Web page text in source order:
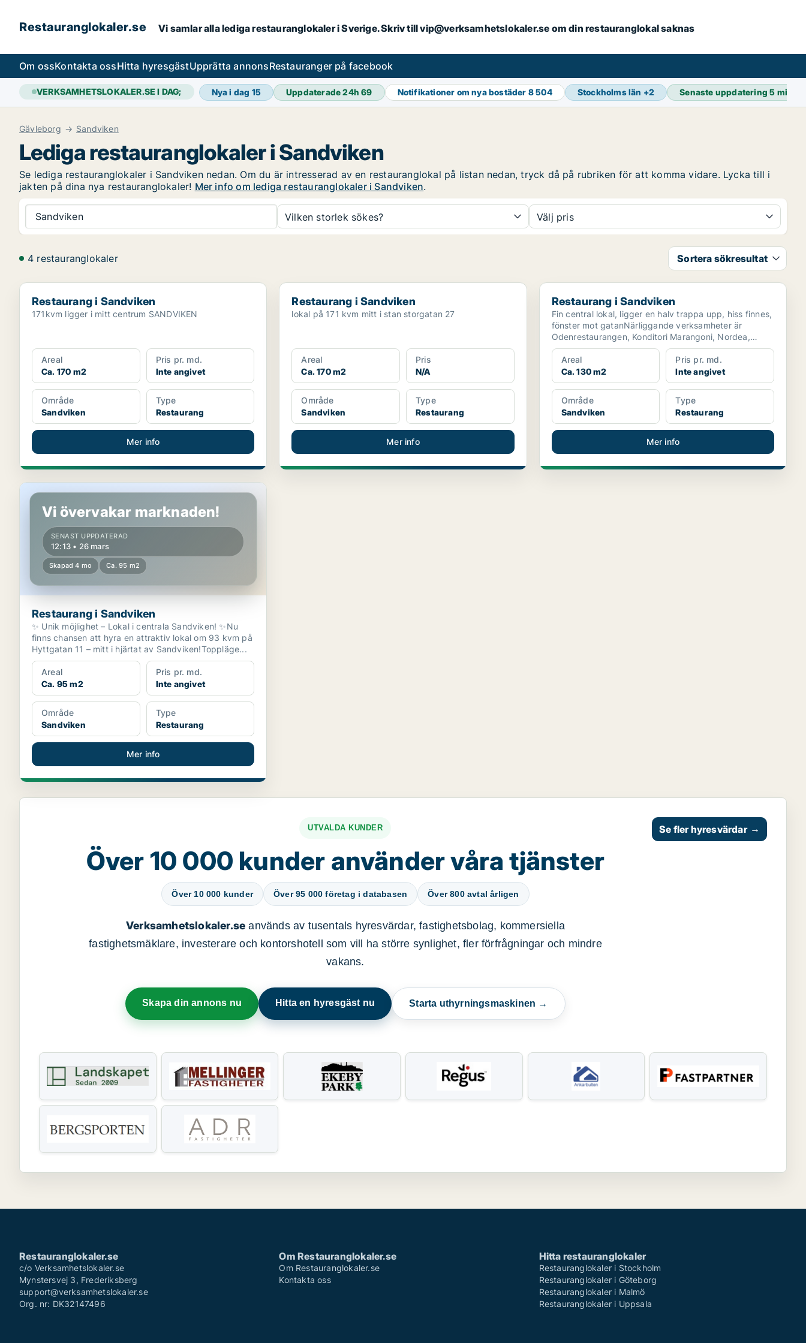
Restauranglokaler.se Vi samlar alla lediga restauranglokaler i Sverige. Skriv till vip@verksamhetslokaler.se om din restauranglokal saknas
Om ossKontakta ossHitta hyresgästUpprätta annonsRestauranger på facebook
VERKSAMHETSLOKALER.SE I DAG; Nya i dag 15 Uppdaterade 24h69 Notifikationer om nya bostäder 8 504 Stockholms län +2 Senaste uppdatering5 min
Gävleborg Sandviken
Lediga restauranglokaler i Sandviken
Se lediga restauranglokaler i Sandviken nedan. Om du är intresserad av en restauranglokal på listan nedan, tryck då på rubriken för att komma vidare. Lycka till i
jakten på dina nya restauranglokaler! Mer info om lediga restauranglokaler i Sandviken.
Sandviken Vilken storlek sökes? Välj pris
4 restauranglokaler Sortera sökresultat
Restaurang i Sandviken
Restaurang i Sandviken
171kvm ligger i mitt centrum SANDVIKEN
Areal
Ca. 170 m2
Pris pr. md.
Inte angivet
Område
Sandviken
Type
Restaurang
Mer info
Restaurang i Sandviken
Restaurang i Sandviken
lokal på 171 kvm mitt i stan storgatan 27
Areal
Ca. 170 m2
Pris
N/A
Område
Sandviken
Type
Restaurang
Mer info
Restaurang i Sandviken
Restaurang i Sandviken
Fin central lokal, ligger en halv trappa upp, hiss finnes,
fönster mot gatanNärliggande verksamheter är
Odenrestaurangen, Konditori Marangoni, Nordea,
Synsam mm
Areal
Ca. 130 m2
Pris pr. md.
Inte angivet
Område
Sandviken
Type
Restaurang
Mer info
Restaurang i Sandviken
Vi övervakar marknaden!
SENAST UPPDATERAD
12:13 • 26 mars
Skapad 4 mo Ca. 95 m2
Restaurang i Sandviken
✨ Unik möjlighet – Lokal i centrala Sandviken! ✨Nu
finns chansen att hyra en attraktiv lokal om 93 kvm på
Hyttgatan 11 – mitt i hjärtat av Sandviken!Toppläge...
Areal
Ca. 95 m2
Pris pr. md.
Inte angivet
Område
Sandviken
Type
Restaurang
Mer info
UTVALDA KUNDER
Över 10 000 kunder använder våra tjänster
Över 10 000 kunder Över 95 000 företag i databasen Över 800 avtal årligen
Verksamhetslokaler.se används av tusentals hyresvärdar, fastighetsbolag, kommersiella
fastighetsmäklare, investerare och kontorshotell som vill ha större synlighet, fler förfrågningar och mindre
vakans.
Skapa din annons nu Hitta en hyresgäst nu Starta uthyrningsmaskinen →
Se fler hyresvärdar →
Restauranglokaler.se
c/o Verksamhetslokaler.se
Mynstersvej 3, Frederiksberg
support@verksamhetslokaler.se
Org. nr: DK32147496
Om Restauranglokaler.se
Om Restauranglokaler.se
Kontakta oss
Hitta restauranglokaler
Restauranglokaler i Stockholm
Restauranglokaler i Göteborg
Restauranglokaler i Malmö
Restauranglokaler i Uppsala